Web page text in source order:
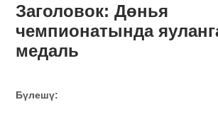
Заголовок: Дөнья
чемпионатында
медаль
Бүлешү: